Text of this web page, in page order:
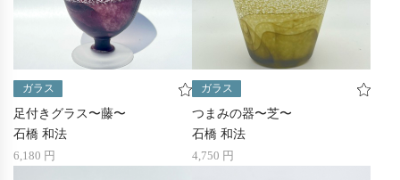
ガラス
足付きグラス〜藤〜
石橋 和法
6,180 円
ガラス
つまみの器〜芝〜
石橋 和法
4,750 円